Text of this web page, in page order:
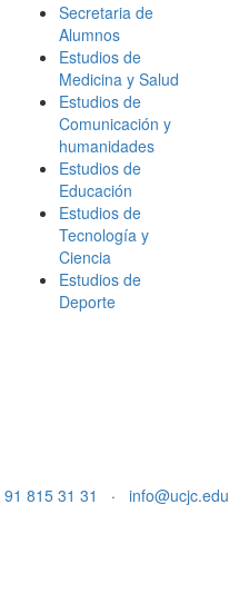
Secretaria de
Alumnos
Estudios de
Medicina y Salud
Estudios de
Comunicación y
humanidades
Estudios de
Educación
Estudios de
Tecnología y
Ciencia
Estudios de
Deporte
91 815 31 31 · info@ucjc.edu